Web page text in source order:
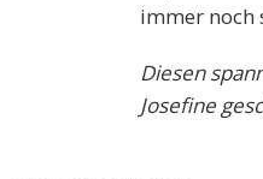
immer noch
Diesen
Josefine